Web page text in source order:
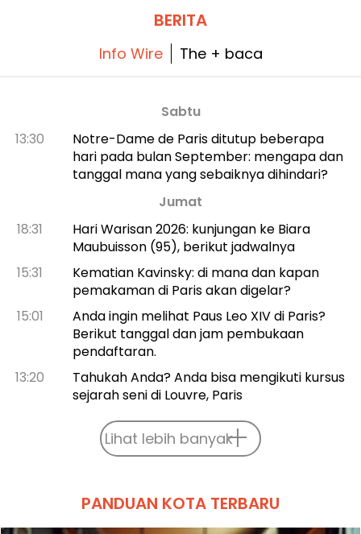
BERITA
Info Wire The + baca
Sabtu
13:30
Notre-Dame de Paris ditutup beberapa
hari pada bulan September: mengapa dan
tanggal mana yang sebaiknya dihindari?
Jumat
18:31
Hari Warisan 2026: kunjungan ke Biara
Maubuisson (95), berikut jadwalnya
15:31
Kematian Kavinsky: di mana dan kapan
pemakaman di Paris akan digelar?
15:01
Anda ingin melihat Paus Leo XIV di Paris?
Berikut tanggal dan jam pembukaan
pendaftaran.
13:20
Tahukah Anda? Anda bisa mengikuti kursus
sejarah seni di Louvre, Paris
Lihat lebih banyak
PANDUAN KOTA TERBARU